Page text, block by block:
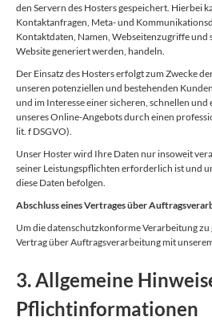
den Servern des Hosters gespeichert. Hierbei
Kontaktanfragen, Meta- und
Kontaktdaten, Namen, Webseitenzugriffe und
Website generiert werden, handeln.
Der Einsatz des Hosters erfolgt zum Zwecke
unseren potenziellen und bestehenden
und im Interesse einer sicheren, schnellen
unseres Online-Angebots durch einen
lit. f DSGVO).
Unser Hoster wird Ihre Daten nur insoweit
seiner Leistungspflichten erforderlich ist und
diese Daten befolgen.
Abschluss eines Vertrages über
Um die datenschutzkonforme Verarbeitung
Vertrag über Auftragsverarbeitung mit
3. Allgemeine
Pflichtinformationen